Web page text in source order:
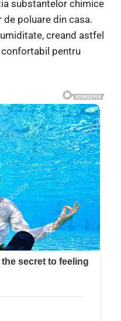
substantelor chimice
poluare din casa.
creand astfel
pentru